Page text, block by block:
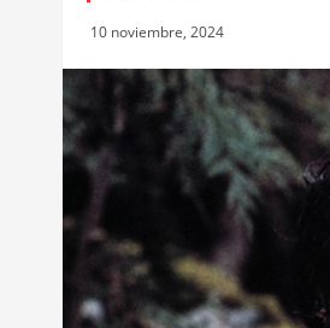
10 noviembre, 2024